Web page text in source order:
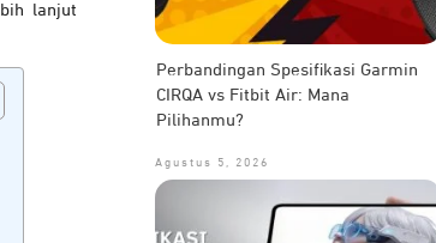
lanjut
Perbandingan Spesifikasi Garmin
CIRQA vs Fitbit Air: Mana
Pilihanmu?
Agustus 5, 2026